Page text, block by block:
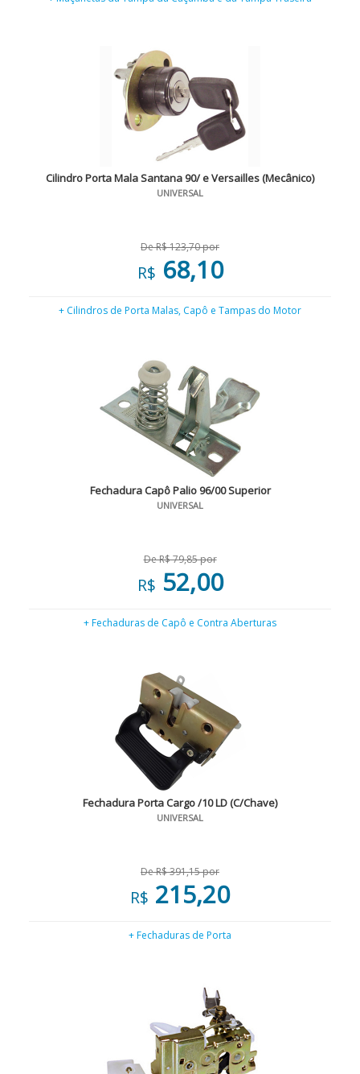
Cilindro Porta Mala Santana 90/ e Versailles (Mecânico)
UNIVERSAL
De R$ 123,70 por
R$ 68,10
+ Cilindros de Porta Malas, Capô e Tampas do Motor
Fechadura Capô Palio 96/00 Superior
UNIVERSAL
De R$ 79,85 por
R$ 52,00
+ Fechaduras de Capô e Contra Aberturas
Fechadura Porta Cargo /10 LD (C/Chave)
UNIVERSAL
De R$ 391,15 por
R$ 215,20
+ Fechaduras de Porta